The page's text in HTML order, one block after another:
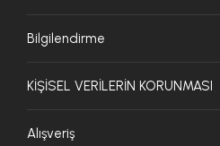
Bilgilendirme
KİŞİSEL VERİLERİN KORUNMASI
Alışveriş